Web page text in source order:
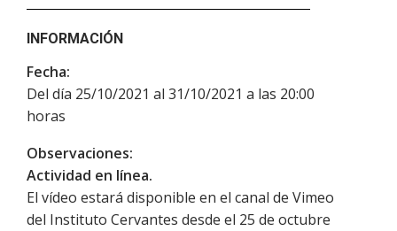
INFORMACIÓN
Fecha:
Del día 25/10/2021 al 31/10/2021 a las 20:00
horas
Observaciones:
Actividad en línea.
El vídeo estará disponible en el canal de Vimeo
del Instituto Cervantes desde el 25 de octubre